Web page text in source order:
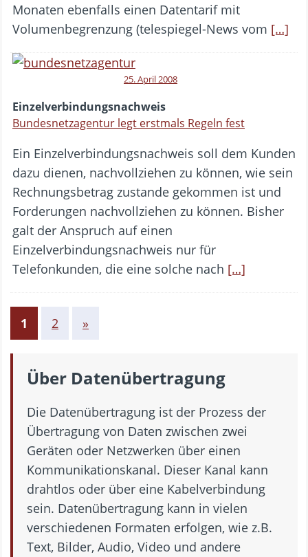
Monaten ebenfalls einen Datentarif mit
Volumenbegrenzung (telespiegel-News vom […]
25. April 2008
Einzelverbindungsnachweis
Bundesnetzagentur legt erstmals Regeln fest
Ein Einzelverbindungsnachweis soll dem Kunden
dazu dienen, nachvollziehen zu können, wie sein
Rechnungsbetrag zustande gekommen ist und
Forderungen nachvollziehen zu können. Bisher
galt der Anspruch auf einen
Einzelverbindungsnachweis nur für
Telefonkunden, die eine solche nach […]
1 2 »
Über Datenübertragung
Die Datenübertragung ist der Prozess der
Übertragung von Daten zwischen zwei
Geräten oder Netzwerken über einen
Kommunikationskanal. Dieser Kanal kann
drahtlos oder über eine Kabelverbindung
sein. Datenübertragung kann in vielen
verschiedenen Formaten erfolgen, wie z.B.
Text, Bilder, Audio, Video und andere